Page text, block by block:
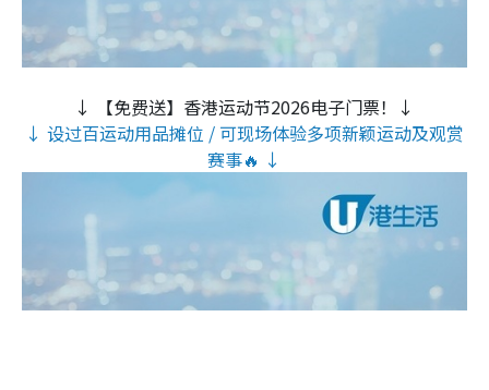
↓ 【免费送】香港运动节2026电子门票！↓
↓ 设过百运动用品摊位 / 可现场体验多项新颖运动及观赏
赛事🔥 ↓